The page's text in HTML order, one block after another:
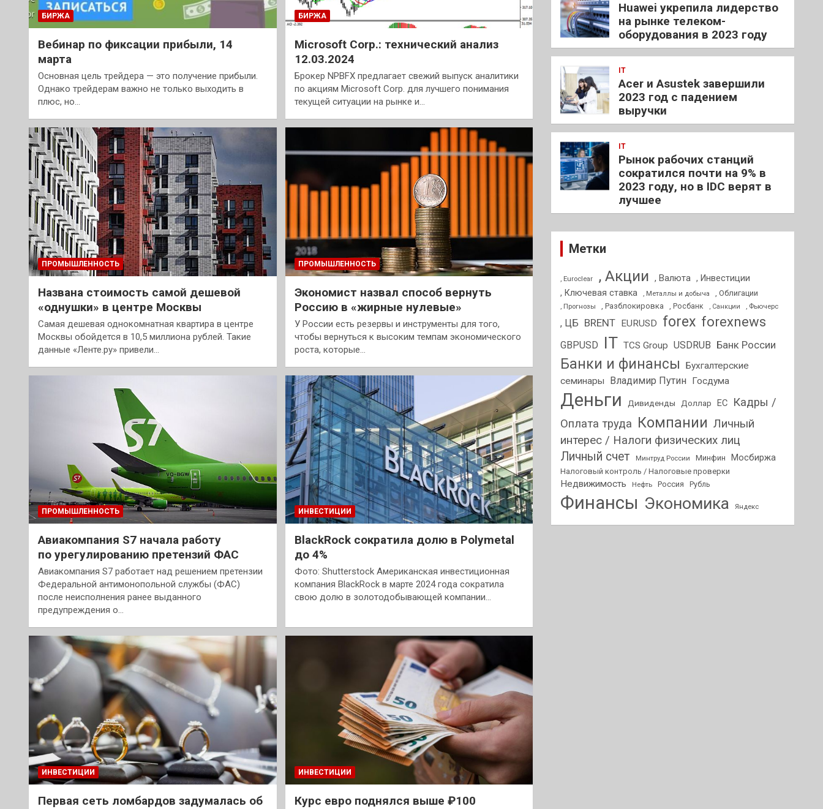
БИРЖА
Вебинар по фиксации прибыли, 14
марта
Основная цель трейдера — это получение прибыли.
Однако трейдерам важно не только выходить в
плюс, но…
БИРЖА
Microsoft Corp.: технический анализ
12.03.2024
Брокер NPBFX предлагает свежий выпуск аналитики
по акциям Microsoft Corp. для лучшего понимания
текущей ситуации на рынке и…
ПРОМЫШЛЕННОСТЬ
Названа стоимость самой дешевой
«однушки» в центре Москвы
Самая дешевая однокомнатная квартира в центре
Москвы обойдется в 10,5 миллиона рублей. Такие
данные «Ленте.ру» привели…
ПРОМЫШЛЕННОСТЬ
Экономист назвал способ вернуть
Россию в «жирные нулевые»
У России есть резервы и инструменты для того,
чтобы вернуться к высоким темпам экономического
роста, которые…
ПРОМЫШЛЕННОСТЬ
Авиакомпания S7 начала работу
по урегулированию претензий ФАС
Авиакомпания S7 работает над решением претензии
Федеральной антимонопольной службы (ФАС)
после неисполнения ранее выданного
предупреждения о…
ИНВЕСТИЦИИ
BlackRock сократила долю в Polymetal
до 4%
Фото: Shutterstock Американская инвестиционная
компания BlackRock в марте 2024 года сократила
свою долю в золотодобывающей компании…
ИНВЕСТИЦИИ
Первая сеть ломбардов задумалась об
ИНВЕСТИЦИИ
Курс евро поднялся выше ₽100
Huawei укрепила лидерство
на рынке телеком-
оборудования в 2023 году
IT
Acer и Asustek завершили
2023 год с падением
выручки
IT
Рынок рабочих станций
сократился почти на 9% в
2023 году, но в IDC верят в
лучшее
Метки
, Euroclear , Акции , Валюта , Инвестиции
, Ключевая ставка
, Металлы и добыча , Облигации
, Прогнозы , Разблокировка , Росбанк , Санкции , Фьючерс
, ЦБ BRENT EURUSD forex forexnews
GBPUSD IT TCS Group USDRUB Банк России
Банки и финансы
Бухгалтерские
семинары
Владимир Путин Госдума
Деньги Дивиденды Доллар ЕС
Кадры /
Оплата труда Компании Личный
интерес / Налоги физических лиц
Личный счет Минтруд России Минфин Мосбиржа
Налоговый контроль / Налоговые проверки
Недвижимость Нефть Россия Рубль
Финансы Экономика Яндекс